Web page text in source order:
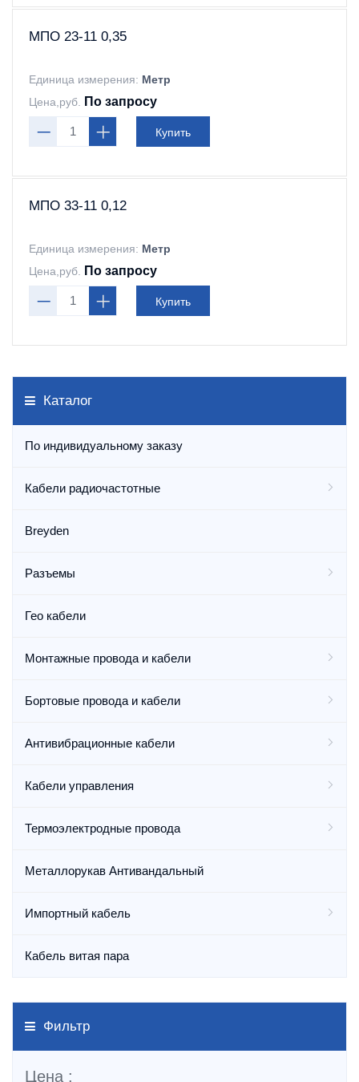
Каталог
По индивидуальному заказу
Кабели радиочастотные
Breyden
Разъемы
Гео кабели
Монтажные провода и кабели
Бортовые провода и кабели
Антивибрационные кабели
Кабели управления
Термоэлектродные провода
Металлорукав Антивандальный
Импортный кабель
Кабель витая пара
Фильтр
Цена :
МПО 23-11 0,35
Единица измерения: Метр
Цена,руб.
По запросу
Купить
МПО 33-11 0,12
Единица измерения: Метр
Цена,руб.
По запросу
Купить